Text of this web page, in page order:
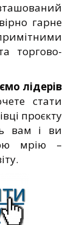
гарне
торгово-
лідерів
стати
проєкту
вам і ви
мрію –